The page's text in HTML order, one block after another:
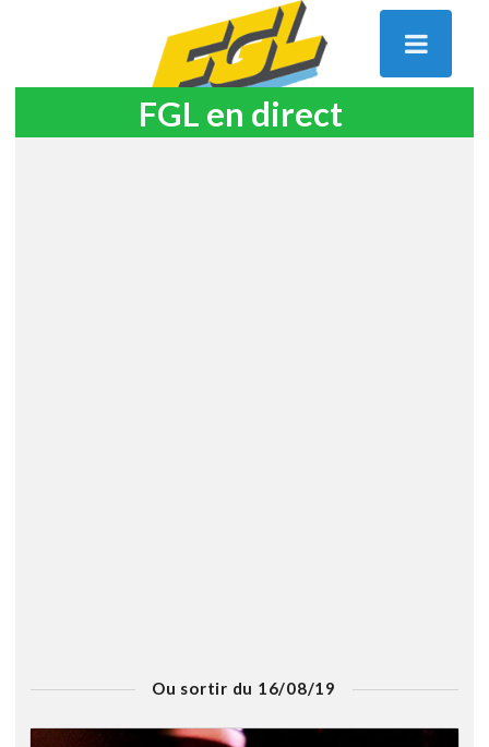
FGL en direct
Ou sortir du 16/08/19